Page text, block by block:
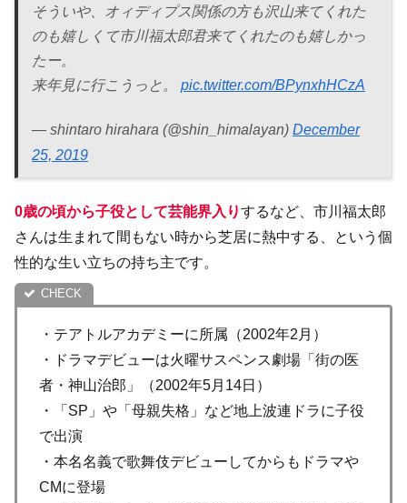
そういや、オィディプス関係の方も沢山来てくれた
のも嬉しくて市川福太郎君来てくれたのも嬉しかっ
たー。
来年見に行こうっと。 pic.twitter.com/BPynxhHCzA
— shintaro hirahara (@shin_himalayan) December
25, 2019
0歳の頃から子役として芸能界入りするなど、市川福太郎
さんは生まれて間もない時から芝居に熱中する、という個
性的な生い立ちの持ち主です。
・テアトルアカデミーに所属（2002年2月）
・ドラマデビューは火曜サスペンス劇場「街の医
者・神山治郎」（2002年5月14日）
・「SP」や「母親失格」など地上波連ドラに子役
で出演
・本名名義で歌舞伎デビューしてからもドラマや
CMに登場